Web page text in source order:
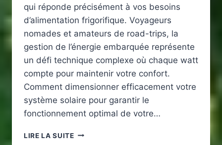
qui réponde précisément à vos besoins
d’alimentation frigorifique. Voyageurs
nomades et amateurs de road-trips, la
gestion de l’énergie embarquée représente
un défi technique complexe où chaque watt
compte pour maintenir votre confort.
Comment dimensionner efficacement votre
système solaire pour garantir le
fonctionnement optimal de votre…
LIRE LA SUITEQUELLE